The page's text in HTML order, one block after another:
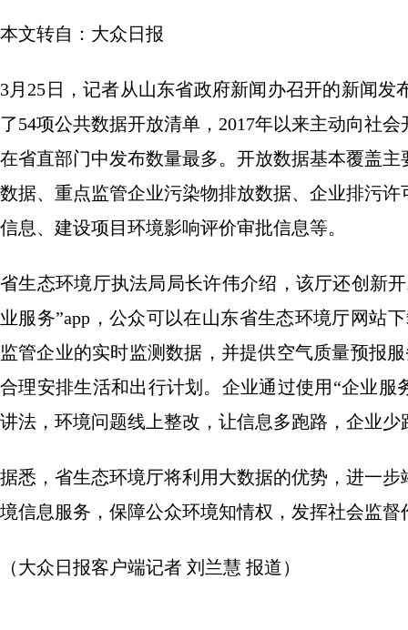
本文转自：大众日报
3月25日，记者从山东省政府新闻办召开的新闻
了54项公共数据开放清单，2017年以来主动向社
在省直部门中发布数量最多。开放数据基本覆盖
数据、重点监管企业污染物排放数据、企业排污
信息、建设项目环境影响评价审批信息等。
省生态环境厅执法局局长许伟介绍，该厅还创新
业服务”app，公众可以在山东省生态环境厅网站
监管企业的实时监测数据，并提供空气质量预报
合理安排生活和出行计划。企业通过使用“企业服
讲法，环境问题线上整改，让信息多跑路，企业少
据悉，省生态环境厅将利用大数据的优势，进一
境信息服务，保障公众环境知情权，发挥社会监督
（大众日报客户端记者 刘兰慧 报道）